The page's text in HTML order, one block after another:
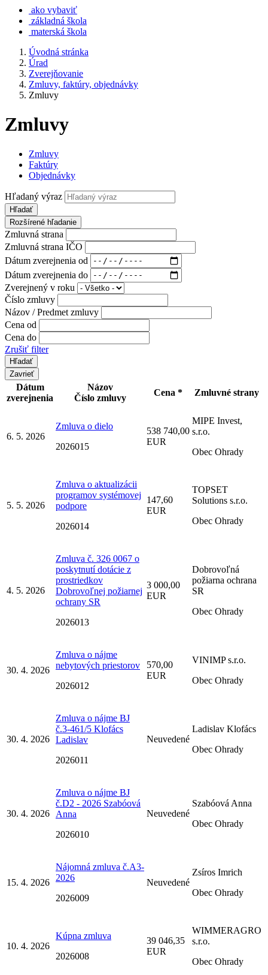
ako vybaviť
základná škola
materská škola
Úvodná stránka
Úrad
Zverejňovanie
Zmluvy, faktúry, objednávky
Zmluvy
Zmluvy
Zmluvy
Faktúry
Objednávky
Hľadaný výraz
Hľadať
Rozšírené hľadanie
Zmluvná strana
Zmluvná strana IČO
Dátum zverejnenia od
Dátum zverejnenia do
Zverejnený v roku
Číslo zmluvy
Názov / Predmet zmluvy
Cena od
Cena do
Zrušiť filter
Zavrieť
Dátum
zverejnenia
Názov
Číslo zmluvy
Cena * Zmluvné strany
6. 5. 2026
Zmluva o dielo
2026015
538 740,00
EUR
MIPE Invest,
s.r.o.
Obec Ohrady
5. 5. 2026
Zmluva o aktualizácii
programov systémovej
podpore
2026014
147,60
EUR
TOPSET
Solutions s.r.o.
Obec Ohrady
4. 5. 2026
Zmluva č. 326 0067 o
poskytnutí dotácie z
prostriedkov
Dobrovoľnej požiarnej
ochrany SR
2026013
3 000,00
EUR
Dobrovoľná
požiarna ochrana
SR
Obec Ohrady
30. 4. 2026
Zmluva o nájme
nebytových priestorov
2026012
570,00
EUR
VINIMP s.r.o.
Obec Ohrady
30. 4. 2026
Zmluva o nájme BJ
č.3-461/5 Klofács
Ladislav
2026011
Neuvedené
Ladislav Klofács
Obec Ohrady
30. 4. 2026
Zmluva o nájme BJ
č.D2 - 2026 Szabóová
Anna
2026010
Neuvedené
Szabóová Anna
Obec Ohrady
15. 4. 2026
Nájomná zmluva č.A3-
2026
2026009
Neuvedené
Zsíros Imrich
Obec Ohrady
10. 4. 2026
Kúpna zmluva
2026008
39 046,35
EUR
WIMMERAGRO
s.r.o.
Obec Ohrady